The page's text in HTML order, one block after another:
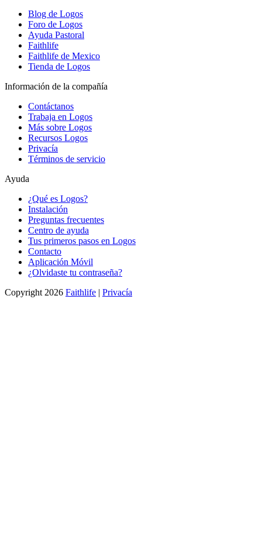
Blog de Logos
Foro de Logos
Ayuda Pastoral
Faithlife
Faithlife de Mexico
Tienda de Logos
Información de la compañía
Contáctanos
Trabaja en Logos
Más sobre Logos
Recursos Logos
Privacía
Términos de servicio
Ayuda
¿Qué es Logos?
Instalación
Preguntas frecuentes
Centro de ayuda
Tus primeros pasos en Logos
Contacto
Aplicación Móvil
¿Olvidaste tu contraseña?
Copyright 2026 Faithlife Privacía